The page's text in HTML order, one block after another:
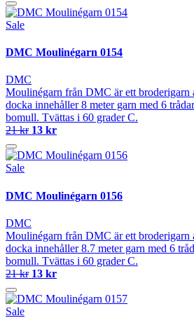
Sale
DMC Moulinégarn 0154
DMC
Moulinégarn från DMC är ett broderigarn
docka innehåller 8 meter garn med 6
bomull. Tvättas i 60 grader C.
21 kr 13 kr
Sale
DMC Moulinégarn 0156
DMC
Moulinégarn från DMC är ett broderigarn
docka innehåller 8.7 meter garn med 6
bomull. Tvättas i 60 grader C.
21 kr 13 kr
Sale